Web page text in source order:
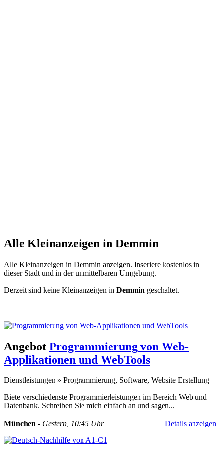
Alle Kleinanzeigen in Demmin
Alle Kleinanzeigen in Demmin anzeigen. Inseriere kostenlos in
dieser Stadt und in der unmittelbaren Umgebung.
Derzeit sind keine Kleinanzeigen in Demmin geschaltet.
Angebot Programmierung von Web-
Applikationen und WebTools
Dienstleistungen » Programmierung, Software, Website Erstellung
Biete verschiedenste Programmierleistungen im Bereich Web und
Datenbank. Schreiben Sie mich einfach an und sagen...
München - Gestern, 10:45 Uhr Details anzeigen